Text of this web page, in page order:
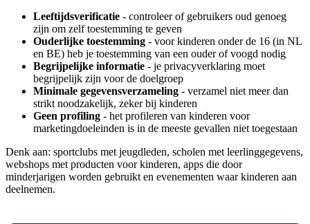
Leeftijdsverificatie - controleer of gebruikers oud genoeg
zijn om zelf toestemming te geven
Ouderlijke toestemming - voor kinderen onder de 16 (in NL
en BE) heb je toestemming van een ouder of voogd nodig
Begrijpelijke informatie - je privacyverklaring moet
begrijpelijk zijn voor de doelgroep
Minimale gegevensverzameling - verzamel niet meer dan
strikt noodzakelijk, zeker bij kinderen
Geen profiling - het profileren van kinderen voor
marketingdoeleinden is in de meeste gevallen niet toegestaan
Denk aan: sportclubs met jeugdleden, scholen met leerlinggegevens,
webshops met producten voor kinderen, apps die door
minderjarigen worden gebruikt en evenementen waar kinderen aan
deelnemen.